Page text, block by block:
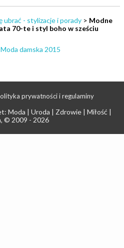
ubrać - stylizacje i porady > Modne
70-te i styl boho w sześciu
Moda damska 2015
prywatności i regulaminy
Moda | Uroda | Zdrowie | Miłość |
, © 2009 - 2026